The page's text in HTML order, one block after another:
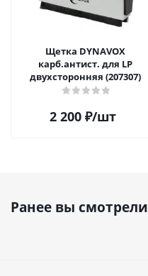
Щетка DYNAVOX
карб.антист. для LP
двухсторонняя (207307)
2 200₽/шт
Ранее вы смотрели